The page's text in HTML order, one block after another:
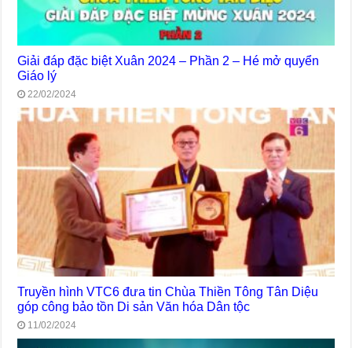
Giải đáp đặc biệt Xuân 2024 – Phần 2 – Hé mở quyển
Giáo lý
22/02/2024
Truyền hình VTC6 đưa tin Chùa Thiền Tông Tân Diệu
góp công bảo tồn Di sản Văn hóa Dân tộc
11/02/2024